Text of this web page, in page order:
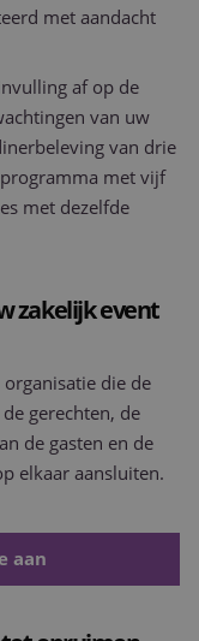
met aandacht
af op de
van uw
van drie
met vijf
met dezelfde
zakelijk event
die de
gerechten, de
de gasten en de
elkaar aansluiten.
aan